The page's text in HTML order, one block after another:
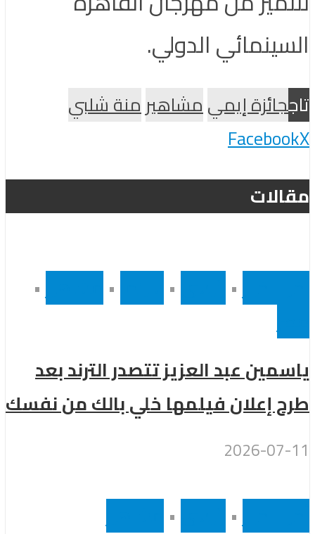
السينمائي الدولي.
تاججائزة إيميمشاهيرمنة شلبي
FacebookX
مقالات
•
•
•
•
ياسمين عبد العزيز تتصدر الترند بعد
طرح إعلان فيلمها خلي بالك من نفسك
2026-07-11
•
•